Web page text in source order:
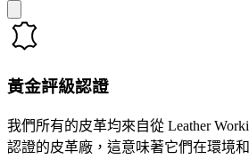
黃金評級認證
我們所有的皮革均來自從 Leather
認證的皮革廠，這意味著它們在環境